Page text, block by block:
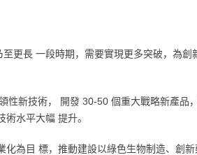
更長 一段時期，需要實現更多突破，為
性新技術， 開發 30-50 個重大戰略新產品
水平大幅 提升。
為目 標，推動建設以綠色生物制造、創